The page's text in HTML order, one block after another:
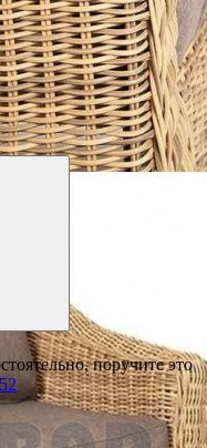
поручите это